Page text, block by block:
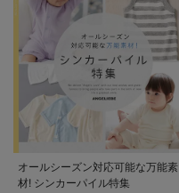
オールシーズン対応可能な万能素
材! シンカーパイル特集